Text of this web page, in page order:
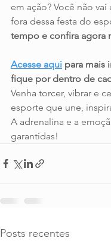
em ação? Você não
fora dessa festa do
tempo e confira agora
Acesse aqui para mais
fique por dentro de
Venha torcer, vibrar e
esporte que une,
A adrenalina e a
garantidas!
Posts recentes